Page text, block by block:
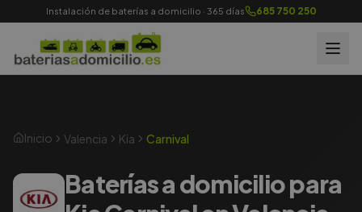
Instalación de baterías a domicilio · 365 días 685 750 250
Inicio Valencia Kia Carnival
Baterías a domicilio para